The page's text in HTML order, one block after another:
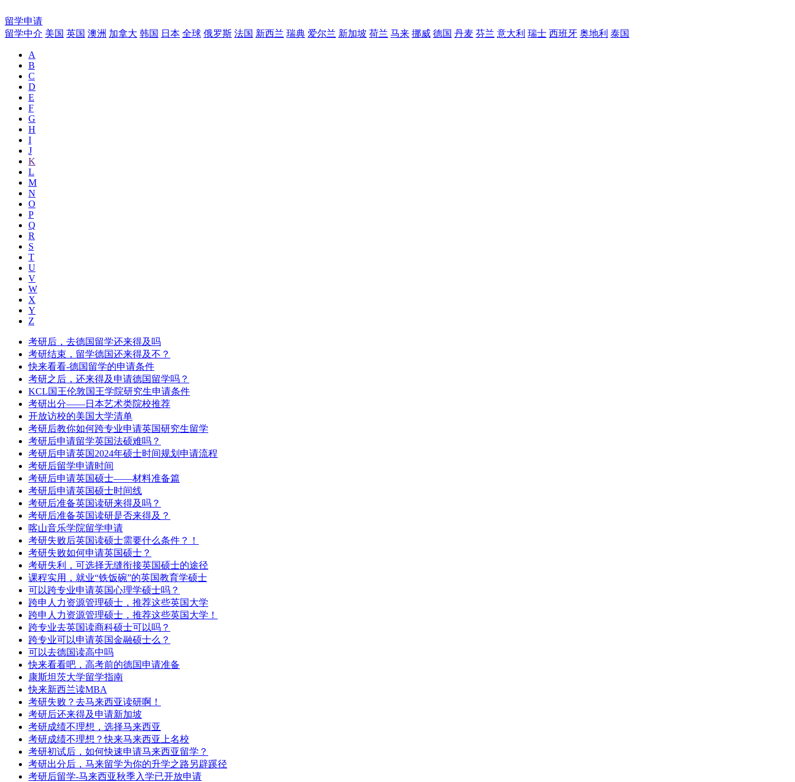
留学申请
留学中介 美国 英国 澳洲 加拿大 韩国 日本 全球 俄罗斯 法国 新西兰 瑞典 爱尔兰 新加坡 荷兰 马来 挪威 德国 丹麦 芬兰 意大利 瑞士 西班牙 奥地利 泰国
A
B
C
D
E
F
G
H
I
J
K
L
M
N
O
P
Q
R
S
T
U
V
W
X
Y
Z
考研后，去德国留学还来得及吗
考研结束，留学德国还来得及不？
快来看看-德国留学的申请条件
考研之后，还来得及申请德国留学吗？
KCL国王伦敦国王学院研究生申请条件
考研出分——日本艺术类院校推荐
开放访校的美国大学清单
考研后教你如何跨专业申请英国研究生留学
考研后申请留学英国法硕难吗？
考研后申请英国2024年硕士时间规划申请流程
考研后留学申请时间
考研后申请英国硕士——材料准备篇
考研后申请英国硕士时间线
考研后准备英国读研来得及吗？
考研后准备英国读研是否来得及？
喀山音乐学院留学申请
考研失败后英国读硕士需要什么条件？！
考研失败如何申请英国硕士？
考研失利，可选择无缝衔接英国硕士的途径
课程实用，就业“铁饭碗”的英国教育学硕士
可以跨专业申请英国心理学硕士吗？
跨申人力资源管理硕士，推荐这些英国大学
跨申人力资源管理硕士，推荐这些英国大学！
跨专业去英国读商科硕士可以吗？
跨专业可以申请英国金融硕士么？
可以去德国读高中吗
快来看看吧，高考前的德国申请准备
康斯坦茨大学留学指南
快来新西兰读MBA
考研失败？去马来西亚读研啊！
考研后还来得及申请新加坡
考研成绩不理想，选择马来西亚
考研成绩不理想？快来马来西亚上名校
考研初试后，如何快速申请马来西亚留学？
考研出分后，马来留学为你的升学之路另辟蹊径
考研后留学-马来西亚秋季入学已开放申请